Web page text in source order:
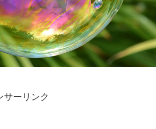
サーリンク